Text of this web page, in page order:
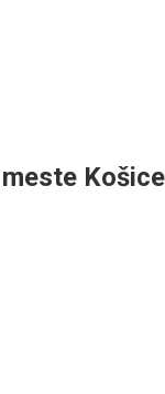
Košice